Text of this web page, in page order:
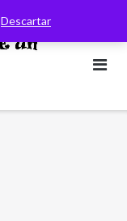
Descartar